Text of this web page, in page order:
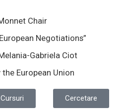
Chair
Negotiations”
Gabriela Ciot
European Union
Cursuri Cercetare